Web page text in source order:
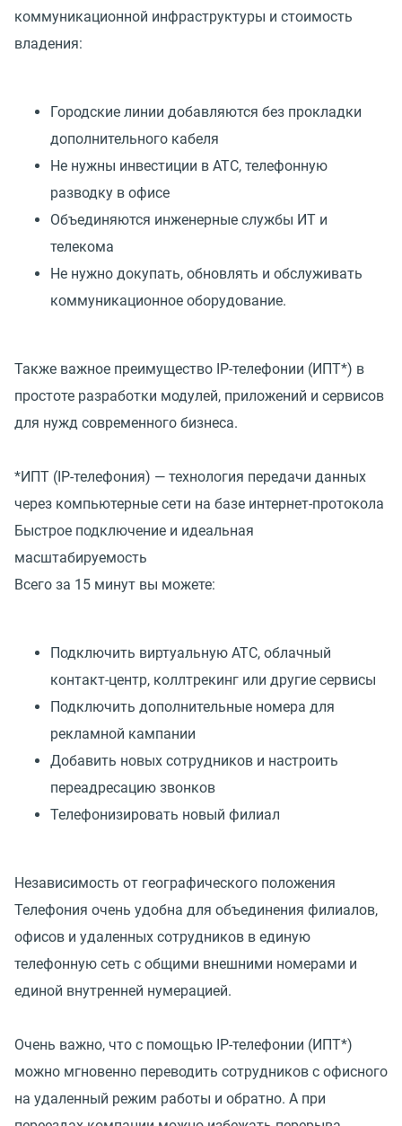
коммуникационной инфраструктуры и стоимость
владения:
Городские линии добавляются без прокладки
дополнительного кабеля
Не нужны инвестиции в АТС, телефонную
разводку в офисе
Объединяются инженерные службы ИТ и
телекома
Не нужно докупать, обновлять и обслуживать
коммуникационное оборудование.
Также важное преимущество IP-телефонии (ИПТ*) в
простоте разработки модулей, приложений и сервисов
для нужд современного бизнеса.
*ИПТ (IP-телефония) — технология передачи данных
через компьютерные сети на базе интернет-протокола
Быстрое подключение и идеальная
масштабируемость
Всего за 15 минут вы можете:
Подключить виртуальную АТС, облачный
контакт-центр, коллтрекинг или другие сервисы
Подключить дополнительные номера для
рекламной кампании
Добавить новых сотрудников и настроить
переадресацию звонков
Телефонизировать новый филиал
Независимость от географического положения
Телефония очень удобна для объединения филиалов,
офисов и удаленных сотрудников в единую
телефонную сеть с общими внешними номерами и
единой внутренней нумерацией.
Очень важно, что с помощью IP-телефонии (ИПТ*)
можно мгновенно переводить сотрудников с офисного
на удаленный режим работы и обратно. А при